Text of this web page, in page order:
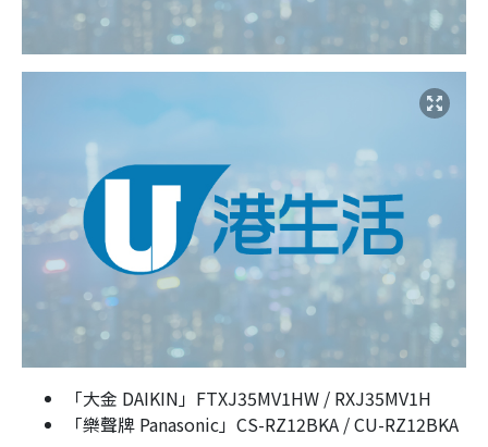
「大金 DAIKIN」FTXJ35MV1HW / RXJ35MV1H
「樂聲牌 Panasonic」CS-RZ12BKA / CU-RZ12BKA